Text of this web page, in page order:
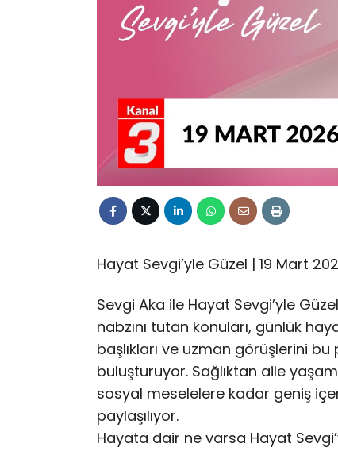
Hayat Sevgi’yle Güzel | 19 Mart
Sevgi Aka ile Hayat Sevgi’yle
nabzını tutan konuları, günlük
başlıkları ve uzman görüşlerini
buluşturuyor. Sağlıktan aile
sosyal meselelere kadar geniş
paylaşılıyor.
Hayata dair ne varsa Hayat